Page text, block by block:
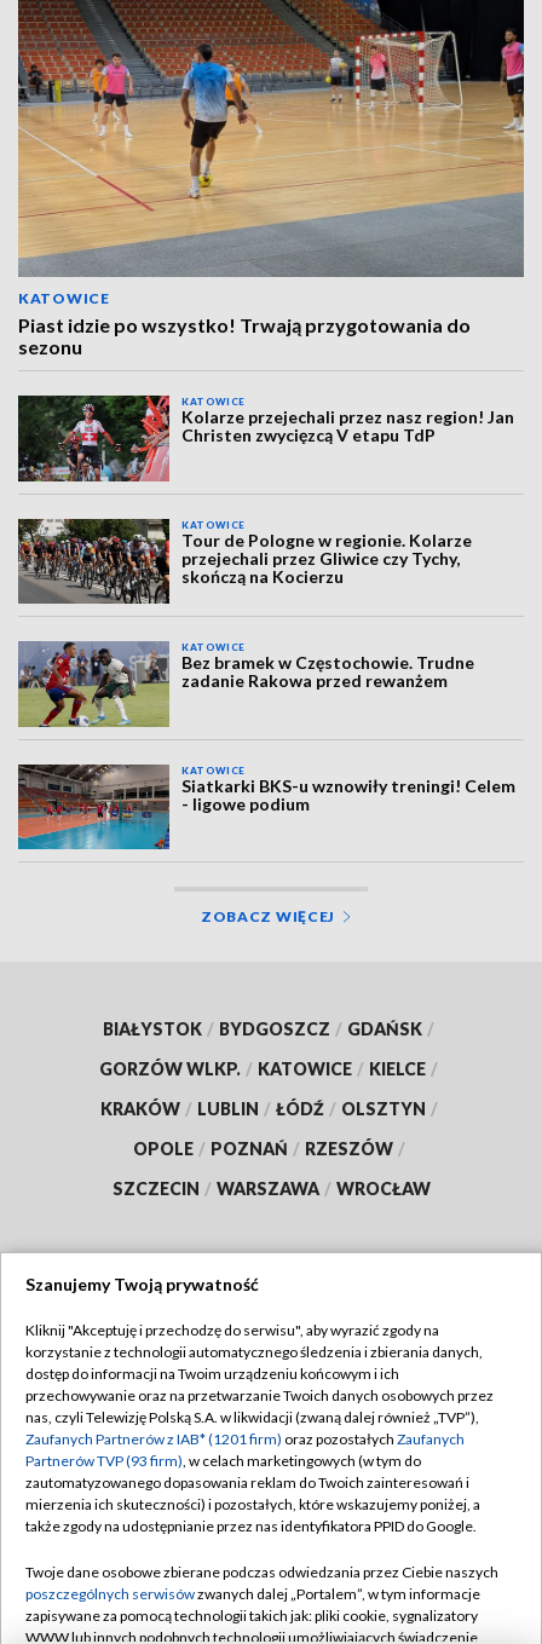
KATOWICE
Piast idzie po wszystko! Trwają przygotowania do
sezonu
KATOWICE
Kolarze przejechali przez nasz region! Jan
Christen zwycięzcą V etapu TdP
KATOWICE
Tour de Pologne w regionie. Kolarze
przejechali przez Gliwice czy Tychy,
skończą na Kocierzu
KATOWICE
Bez bramek w Częstochowie. Trudne
zadanie Rakowa przed rewanżem
KATOWICE
Siatkarki BKS-u wznowiły treningi! Celem
- ligowe podium
ZOBACZ WIĘCEJ
BIAŁYSTOK / BYDGOSZCZ / GDAŃSK /
GORZÓW WLKP. / KATOWICE / KIELCE /
KRAKÓW / LUBLIN / ŁÓDŹ / OLSZTYN /
OPOLE / POZNAŃ / RZESZÓW /
SZCZECIN / WARSZAWA / WROCŁAW
TVP
Abonament TVP
Emisja w TVP
Centrum informacji TVP
Naziemna Telewizja Cyfrowa
Rada Programowa
System NOS
Regulamin TVP
Polityka prywatności
Moje zgody
Pomoc
Kontakt
Szanujemy Twoją prywatność
Kliknij "Akceptuję i przechodzę do serwisu", aby wyrazić zgody na
korzystanie z technologii automatycznego śledzenia i zbierania danych,
dostęp do informacji na Twoim urządzeniu końcowym i ich
przechowywanie oraz na przetwarzanie Twoich danych osobowych przez
nas, czyli Telewizję Polską S.A. w likwidacji (zwaną dalej również „TVP”),
Zaufanych Partnerów z IAB* (1201 firm) oraz pozostałych Zaufanych
Partnerów TVP (93 firm), w celach marketingowych (w tym do
zautomatyzowanego dopasowania reklam do Twoich zainteresowań i
mierzenia ich skuteczności) i pozostałych, które wskazujemy poniżej, a
także zgody na udostępnianie przez nas identyfikatora PPID do Google.
Twoje dane osobowe zbierane podczas odwiedzania przez Ciebie naszych
poszczególnych serwisówzwanych dalej „Portalem”, w tym informacje
zapisywane za pomocą technologii takich jak: pliki cookie, sygnalizatory
WWW lub innych podobnych technologii umożliwiających świadczenie